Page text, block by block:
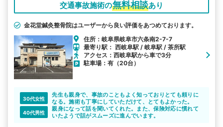
交通事故施術の無料相談あり
金花堂鍼灸整骨院はユーザーから良い評価をあつめております。
住所：岐阜県岐阜市六条南2-7-7
最寄り駅： 西岐阜駅 / 岐阜駅 / 茶所駅
アクセス：西岐阜駅から車で3分
駐車場：有（20台）
30代女性
先生も親身で、事故のこともよく知っておりとても頼りに
なる。施術も丁寧にしていただけて、とてもよかった。
40代男性
親身になって話を聞いてくれた。また、保険対応に慣れて
いたようで話がスムーズに進んでいます。